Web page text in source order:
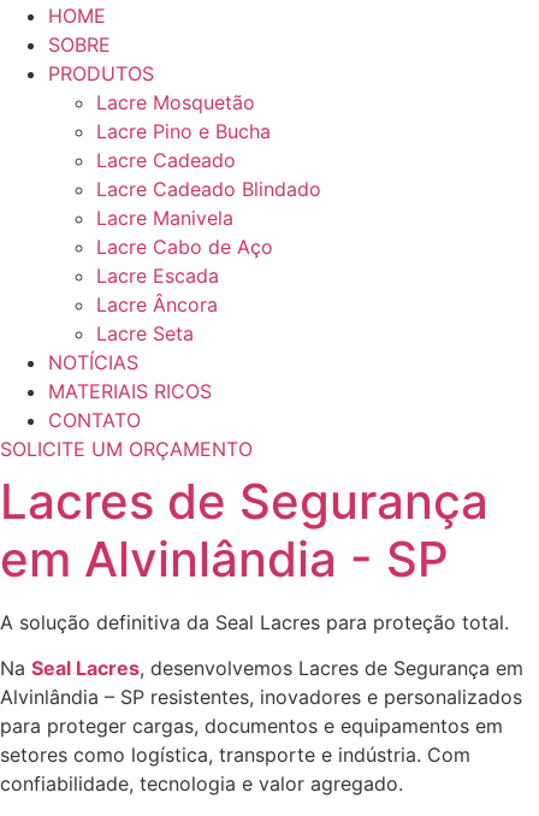
HOME
SOBRE
PRODUTOS
Lacre Mosquetão
Lacre Pino e Bucha
Lacre Cadeado
Lacre Cadeado Blindado
Lacre Manivela
Lacre Cabo de Aço
Lacre Escada
Lacre Âncora
Lacre Seta
NOTÍCIAS
MATERIAIS RICOS
CONTATO
SOLICITE UM ORÇAMENTO
Lacres de Segurança
em Alvinlândia - SP
A solução definitiva da Seal Lacres para proteção total.
Na Seal Lacres, desenvolvemos Lacres de Segurança em
Alvinlândia – SP resistentes, inovadores e personalizados
para proteger cargas, documentos e equipamentos em
setores como logística, transporte e indústria. Com
confiabilidade, tecnologia e valor agregado.